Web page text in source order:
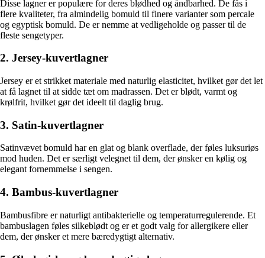
Disse lagner er populære for deres blødhed og åndbarhed. De fås i
flere kvaliteter, fra almindelig bomuld til finere varianter som percale
og egyptisk bomuld. De er nemme at vedligeholde og passer til de
fleste sengetyper.
2. Jersey-kuvertlagner
Jersey er et strikket materiale med naturlig elasticitet, hvilket gør det let
at få lagnet til at sidde tæt om madrassen. Det er blødt, varmt og
krølfrit, hvilket gør det ideelt til daglig brug.
3. Satin-kuvertlagner
Satinvævet bomuld har en glat og blank overflade, der føles luksuriøs
mod huden. Det er særligt velegnet til dem, der ønsker en kølig og
elegant fornemmelse i sengen.
4. Bambus-kuvertlagner
Bambusfibre er naturligt antibakterielle og temperaturregulerende. Et
bambuslagen føles silkeblødt og er et godt valg for allergikere eller
dem, der ønsker et mere bæredygtigt alternativ.